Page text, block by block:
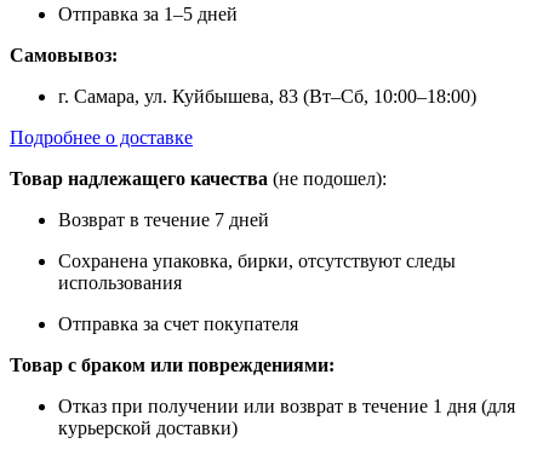
Отправка за 1–5 дней
Самовывоз:
г. Самара, ул. Куйбышева, 83 (Вт–Сб, 10:00–18:00)
Подробнее о доставке
Товар надлежащего качества (не подошел):
Возврат в течение 7 дней
Сохранена упаковка, бирки, отсутствуют следы
использования
Отправка за счет покупателя
Товар с браком или повреждениями:
Отказ при получении или возврат в течение 1 дня (для
курьерской доставки)